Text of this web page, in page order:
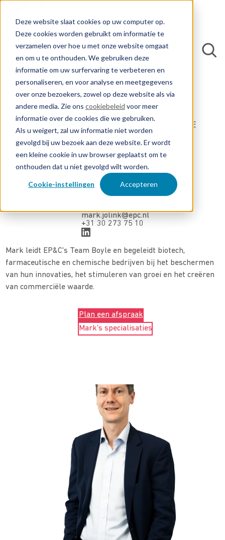
Deze website slaat cookies op uw computer op.
Deze cookies worden gebruikt om informatie te
verzamelen over hoe u met onze website omgaat
en om u te onthouden. We gebruiken deze
informatie om uw surfervaring te verbeteren en
personaliseren, en voor analyse en meetgegevens
over onze bezoekers, zowel op deze website als via
andere media. Zie ons cookiebeleid voor meer
informatie over de cookies die we gebruiken.
Als u weigert, zal uw informatie niet worden
gevolgd bij uw bezoek aan deze website. Er wordt
een kleine cookie in uw browser geplaatst om te
onthouden dat u niet gevolgd wilt worden.
Cookie-instellingen Accepteren
MAAK KENNIS MET ONZE GEMACHTIGDE
Mark Jolink
Nederlands & Europees Octrooigemachtigde
UPC Representative
mark.jolink@epc.nl
+31 30 273 75 10
Mark leidt EP&C's Team Boyle en begeleidt biotech,
farmaceutische en chemische bedrijven bij het beschermen
van hun innovaties, het stimuleren van groei en het creëren
van commerciële waarde.
Plan een afspraak
Mark's specialisaties